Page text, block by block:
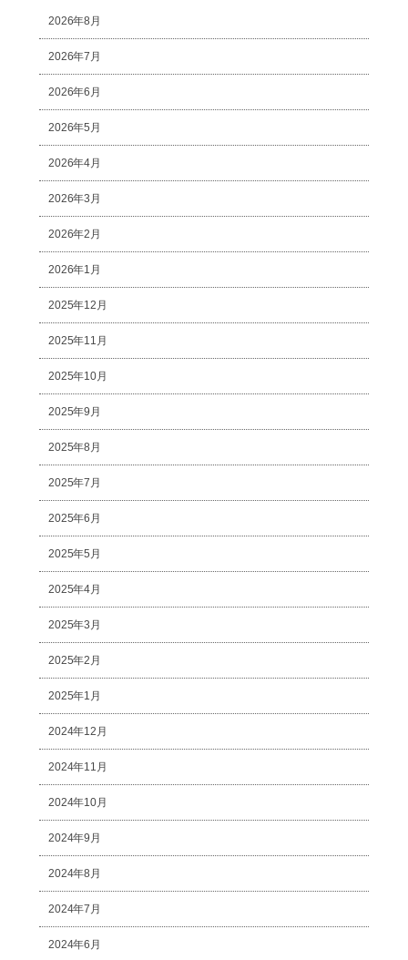
2026年8月
2026年7月
2026年6月
2026年5月
2026年4月
2026年3月
2026年2月
2026年1月
2025年12月
2025年11月
2025年10月
2025年9月
2025年8月
2025年7月
2025年6月
2025年5月
2025年4月
2025年3月
2025年2月
2025年1月
2024年12月
2024年11月
2024年10月
2024年9月
2024年8月
2024年7月
2024年6月